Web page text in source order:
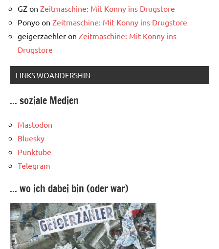
GZ on Zeitmaschine: Mit Konny ins Drugstore
Ponyo on Zeitmaschine: Mit Konny ins Drugstore
geigerzaehler on Zeitmaschine: Mit Konny ins
Drugstore
LINKS WOANDERSHIN
... soziale Medien
Mastodon
Bluesky
Punktube
Telegram
... wo ich dabei bin (oder war)